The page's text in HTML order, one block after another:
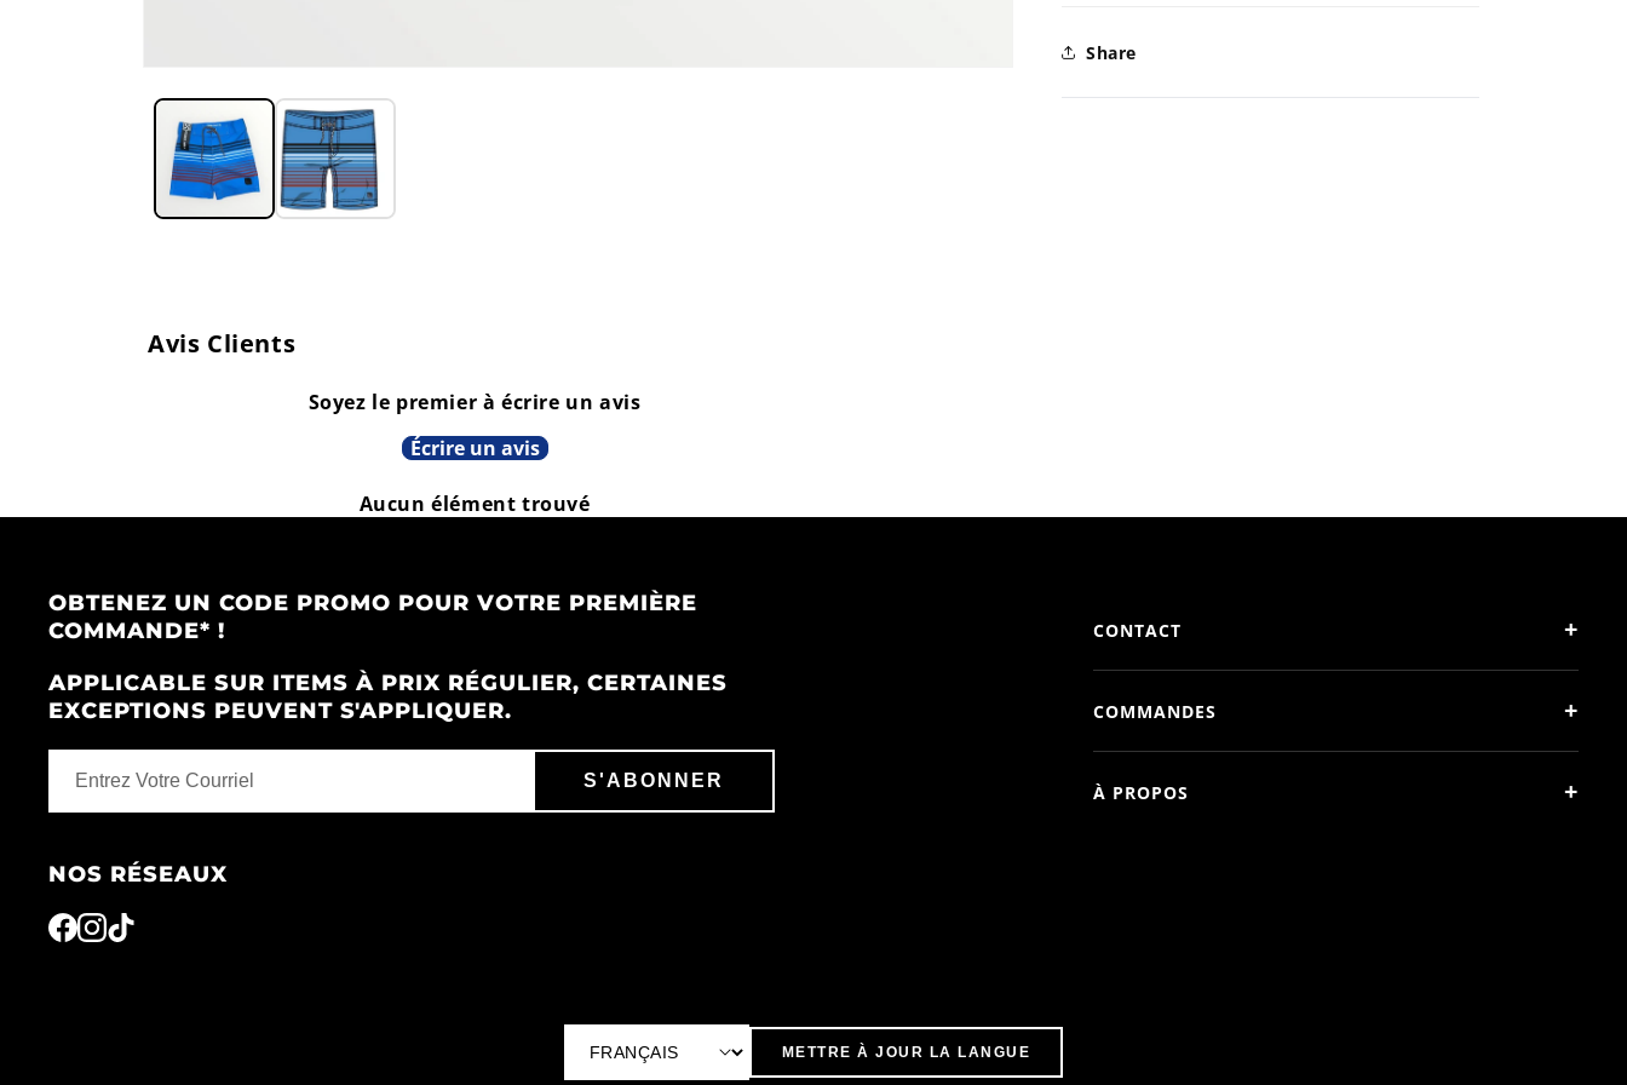
média
dans
fenêtre
modale
Share
Avis Clients
Soyez le premier à écrire un avis
Écrire un avis
Aucun élément trouvé
OBTENEZ UN CODE PROMO POUR VOTRE PREMIÈRE
COMMANDE* !
APPLICABLE SUR ITEMS À PRIX RÉGULIER, CERTAINES
EXCEPTIONS PEUVENT S'APPLIQUER.
S'ABONNER
NOS RÉSEAUX
CONTACT +
COMMANDES +
À PROPOS +
METTRE À JOUR LA LANGUE